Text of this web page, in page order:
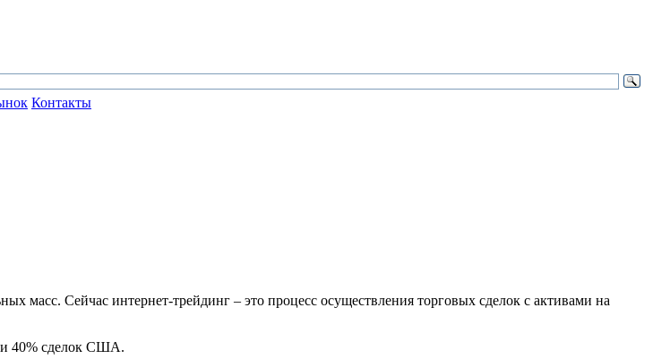
Контакты
масс. Сейчас интернет-трейдинг – это процесс осуществления торговых сделок с активами на
и 40% сделок США.